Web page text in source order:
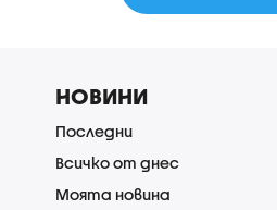
НОВИНИ
Последни
Всичко от днес
Моята новина